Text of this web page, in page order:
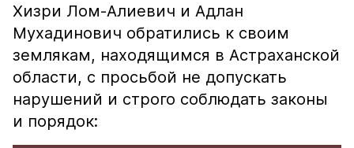
Хизри Лом-Алиевич и Адлан
Мухадинович обратились к своим
землякам, находящимся в Астраханской
области, с просьбой не допускать
нарушений и строго соблюдать законы
и порядок: